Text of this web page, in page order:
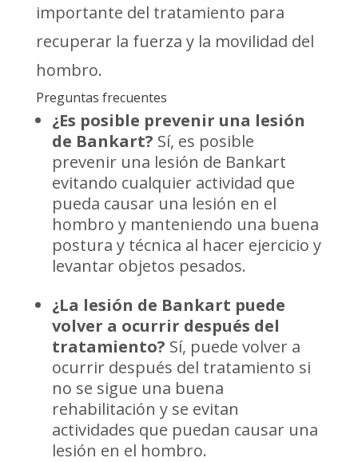
importante del tratamiento para
recuperar la fuerza y la movilidad del
hombro.
Preguntas frecuentes
¿Es posible prevenir una lesión
de Bankart? Sí, es posible
prevenir una lesión de Bankart
evitando cualquier actividad que
pueda causar una lesión en el
hombro y manteniendo una buena
postura y técnica al hacer ejercicio y
levantar objetos pesados.
¿La lesión de Bankart puede
volver a ocurrir después del
tratamiento? Sí, puede volver a
ocurrir después del tratamiento si
no se sigue una buena
rehabilitación y se evitan
actividades que puedan causar una
lesión en el hombro.